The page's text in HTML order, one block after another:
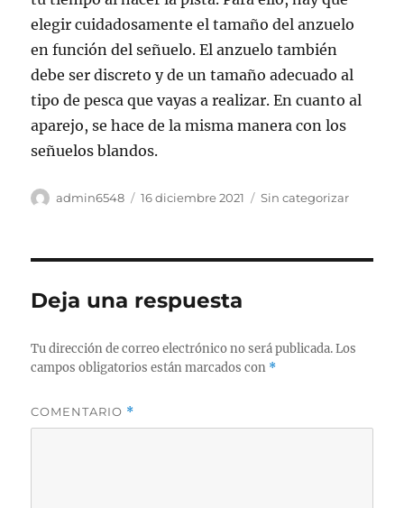
elegir cuidadosamente el tamaño del anzuelo
en función del señuelo. El anzuelo también
debe ser discreto y de un tamaño adecuado al
tipo de pesca que vayas a realizar. En cuanto al
aparejo, se hace de la misma manera con los
señuelos blandos.
Autor
admin6548
Publicado
16 diciembre 2021 Categorías
Sin categorizar
Deja una respuesta
Tu dirección de correo electrónico no será publicada. Los
campos obligatorios están marcados con *
COMENTARIO *